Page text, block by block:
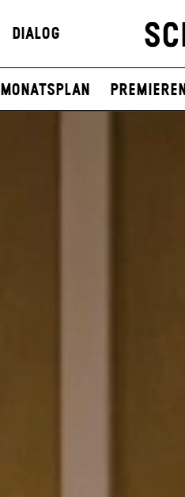
Dialog
Monatsplan Premieren